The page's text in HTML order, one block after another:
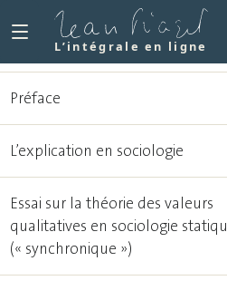
L’intégrale en ligne
Préface
L’explication en sociologie
Essai sur la théorie des valeurs
qualitatives en sociologie
(« synchronique »)